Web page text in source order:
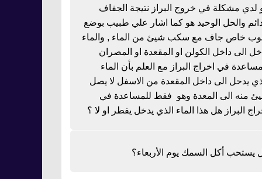
لدي مشكلة في خروج البراز نتيجة الجفاف
والحل الوحيد هو كما اشار علي طبيب بوضع
خاص جاف مع سكب شيئ من الماء , والماء
الى داخل الكولن او المقعدة او المصران
في اخراج البراز مع العلم بأن الماء
يدحل الى داخل المقعدة من الاسفل لا يصل
منه الى المعدة وهو فقط للمساعدة في
البراز هل هذا الماء الذي يدخل يفطر او لا ؟
يستحب أكل السمك يوم الأربعاء؟